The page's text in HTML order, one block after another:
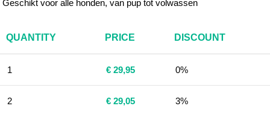
Geschikt voor alle honden, van pup tot volwassen
QUANTITY PRICE DISCOUNT
1 € 29,95 0%
2 € 29,05 3%